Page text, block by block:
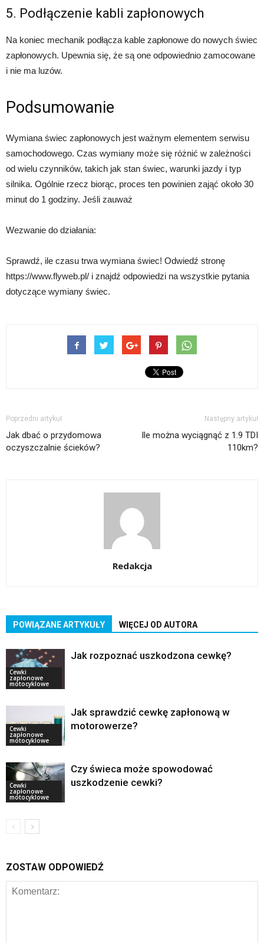
5. Podłączenie kabli zapłonowych
Na koniec mechanik podłącza kable zapłonowe do nowych świec
zapłonowych. Upewnia się, że są one odpowiednio zamocowane
i nie ma luzów.
Podsumowanie
Wymiana świec zapłonowych jest ważnym elementem serwisu
samochodowego. Czas wymiany może się różnić w zależności
od wielu czynników, takich jak stan świec, warunki jazdy i typ
silnika. Ogólnie rzecz biorąc, proces ten powinien zająć około 30
minut do 1 godziny. Jeśli zauważ
Wezwanie do działania:
Sprawdź, ile czasu trwa wymiana świec! Odwiedź stronę
https://www.flyweb.pl/ i znajdź odpowiedzi na wszystkie pytania
dotyczące wymiany świec.
Poprzedni artykuł
Jak dbać o przydomowa
oczyszczalnie ścieków?
Następny artykuł
Ile można wyciągnąć z 1.9 TDI
110km?
Redakcja
POWIĄZANE ARTYKUŁY WIĘCEJ OD AUTORA
Cewki
zapłonowe
motocyklowe
Jak rozpoznać uszkodzona cewkę?
Cewki
zapłonowe
motocyklowe
Jak sprawdzić cewkę zapłonową w
motorowerze?
Cewki
zapłonowe
motocyklowe
Czy świeca może spowodować
uszkodzenie cewki?
ZOSTAW ODPOWIEDŹ